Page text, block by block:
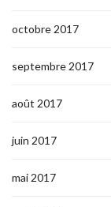
octobre 2017
septembre 2017
août 2017
juin 2017
mai 2017